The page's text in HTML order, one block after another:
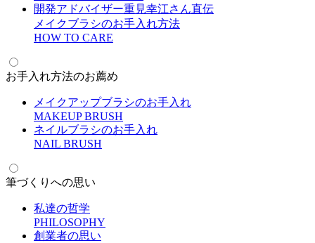
開発アドバイザー重見幸江さん直伝
メイクブラシのお手入れ方法
HOW TO CARE
お手入れ方法のお薦め
メイクアップブラシのお手入れ
MAKEUP BRUSH
ネイルブラシのお手入れ
NAIL BRUSH
筆づくりへの思い
私達の哲学
PHILOSOPHY
創業者の思い